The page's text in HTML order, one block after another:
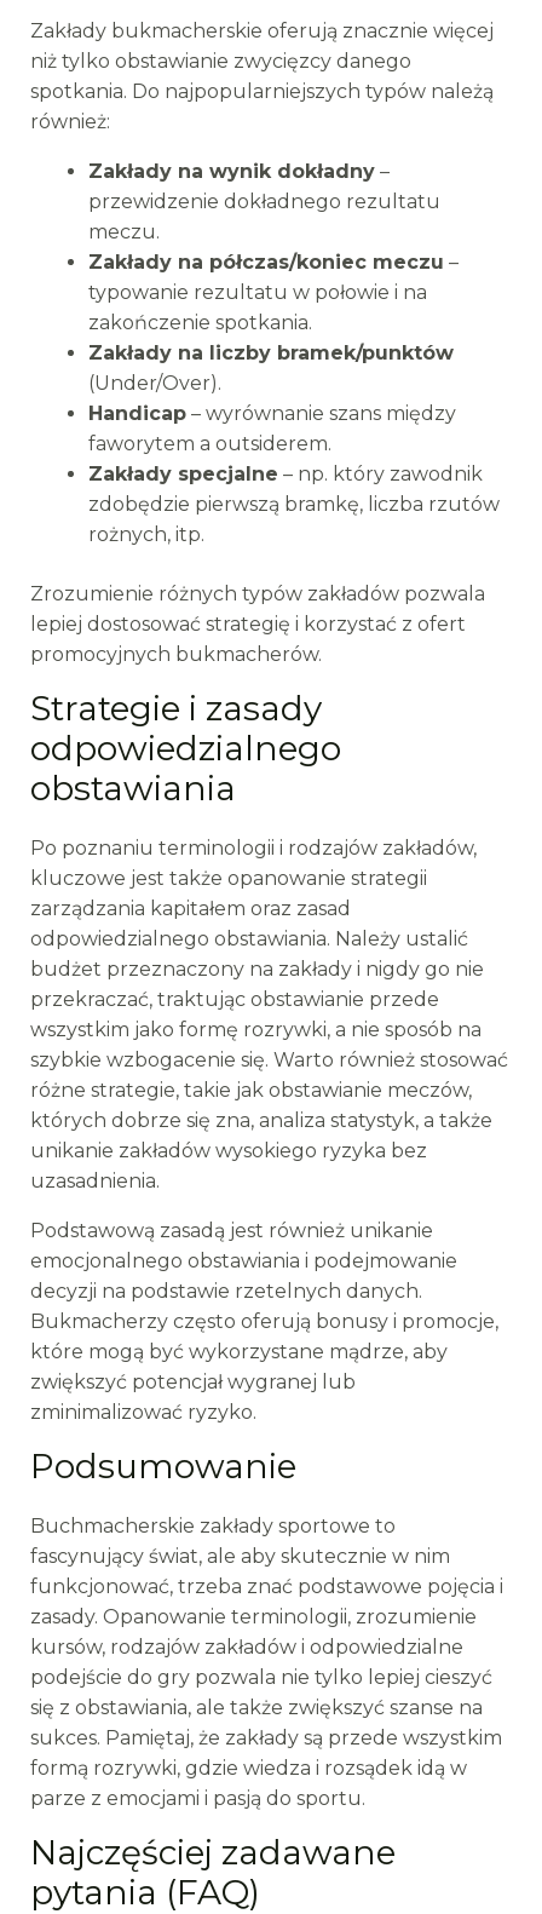
Zakłady bukmacherskie oferują znacznie więcej
niż tylko obstawianie zwycięzcy danego
spotkania. Do najpopularniejszych typów należą
również:
Zakłady na wynik dokładny–
przewidzenie dokładnego rezultatu
meczu.
Zakłady na półczas/koniec meczu –
typowanie rezultatu w połowie i na
zakończenie spotkania.
Zakłady na liczby bramek/punktów
(Under/Over).
Handicap– wyrównanie szans między
faworytem a outsiderem.
Zakłady specjalne – np. który zawodnik
zdobędzie pierwszą bramkę, liczba rzutów
rożnych, itp.
Zrozumienie różnych typów zakładów pozwala
lepiej dostosować strategię i korzystać z ofert
promocyjnych bukmacherów.
Strategie i zasady
odpowiedzialnego
obstawiania
Po poznaniu terminologii i rodzajów zakładów,
kluczowe jest także opanowanie strategii
zarządzania kapitałem oraz zasad
odpowiedzialnego obstawiania. Należy ustalić
budżet przeznaczony na zakłady i nigdy go nie
przekraczać, traktując obstawianie przede
wszystkim jako formę rozrywki, a nie sposób na
szybkie wzbogacenie się. Warto również stosować
różne strategie, takie jak obstawianie meczów,
których dobrze się zna, analiza statystyk, a także
unikanie zakładów wysokiego ryzyka bez
uzasadnienia.
Podstawową zasadą jest również unikanie
emocjonalnego obstawiania i podejmowanie
decyzji na podstawie rzetelnych danych.
Bukmacherzy często oferują bonusy i promocje,
które mogą być wykorzystane mądrze, aby
zwiększyć potencjał wygranej lub
zminimalizować ryzyko.
Podsumowanie
Buchmacherskie zakłady sportowe to
fascynujący świat, ale aby skutecznie w nim
funkcjonować, trzeba znać podstawowe pojęcia i
zasady. Opanowanie terminologii, zrozumienie
kursów, rodzajów zakładów i odpowiedzialne
podejście do gry pozwala nie tylko lepiej cieszyć
się z obstawiania, ale także zwiększyć szanse na
sukces. Pamiętaj, że zakłady są przede wszystkim
formą rozrywki, gdzie wiedza i rozsądek idą w
parze z emocjami i pasją do sportu.
Najczęściej zadawane
pytania (FAQ)